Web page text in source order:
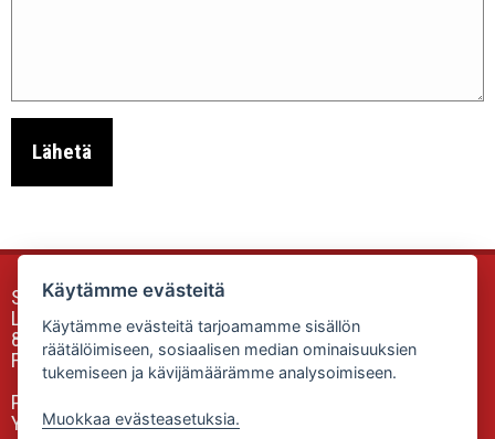
Sunfox Accessories & Equipment
Luokkalankuja 2
85340 SIEVI
Finland
Puh: 0505335806
Yhteydenottolomake
Käytämme evästeitä
Käytämme evästeitä tarjoamamme sisällön
räätälöimiseen, sosiaalisen median ominaisuuksien
tukemiseen ja kävijämäärämme analysoimiseen.
Muokkaa evästeasetuksia.